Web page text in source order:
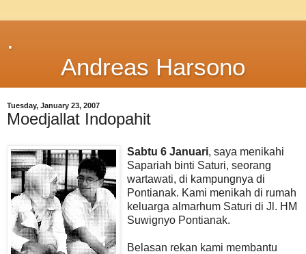
.
Andreas Harsono
Tuesday, January 23, 2007
Moedjallat Indopahit
Sabtu 6 Januari, saya menikahi
Sapariah binti Saturi, seorang
wartawati, di kampungnya di
Pontianak. Kami menikah di rumah
keluarga almarhum Saturi di Jl. HM
Suwignyo Pontianak.
Belasan rekan kami membantu